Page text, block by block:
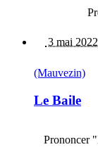
3 mai 2022
(Mauvezin)
Le Baile
Prononcer